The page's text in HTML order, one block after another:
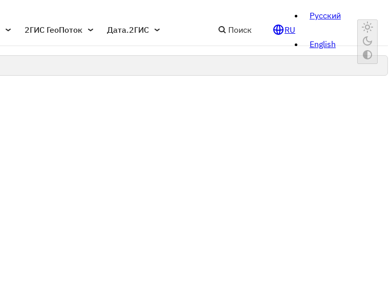
2ГИС ГеоПоток Дата.2ГИС Поиск RU
Русский
English